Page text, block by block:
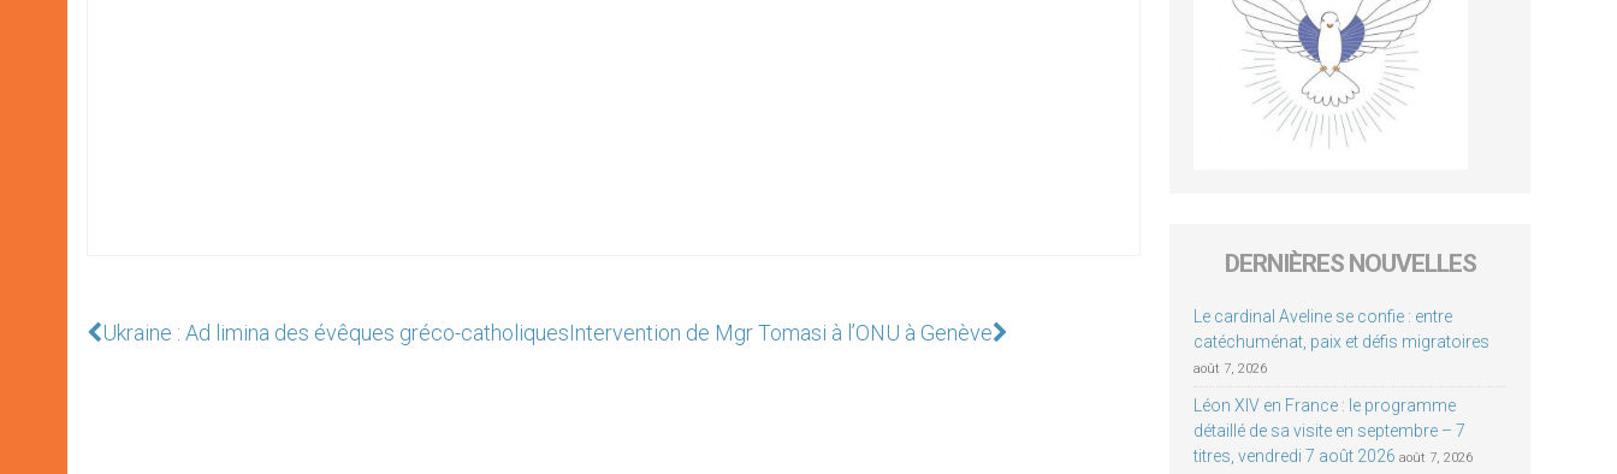
Ukraine : Ad limina des évêques gréco-catholiquesIntervention de Mgr Tomasi à l’ONU à Genève
DERNIÈRES NOUVELLES
Le cardinal Aveline se confie : entre
catéchuménat, paix et défis migratoires
août 7, 2026
Léon XIV en France : le programme
détaillé de sa visite en septembre – 7
titres, vendredi 7 août 2026 août 7, 2026